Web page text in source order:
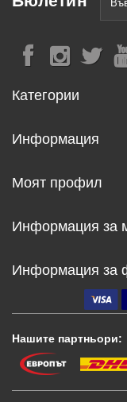
Категории
Информация
Моят профил
Информация за
Информация за
Нашите партньори: